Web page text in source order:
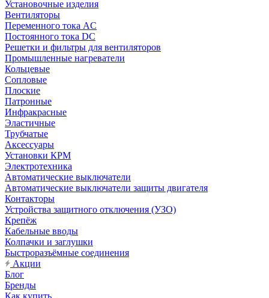
Установочные изделия
Вентиляторы
Переменного тока AC
Постоянного тока DC
Решетки и фильтры для вентиляторов
Промышленные нагреватели
Кольцевые
Сопловые
Плоские
Патронные
Инфракрасные
Эластичные
Трубчатые
Аксессуары
Установки КРМ
Электротехника
Автоматические выключатели
Автоматические выключатели защиты двигателя
Контакторы
Устройства защитного отключения (УЗО)
Крепёж
Кабельные вводы
Колпачки и заглушки
Быстроразъёмные соединения
Акции
Блог
Бренды
Как купить